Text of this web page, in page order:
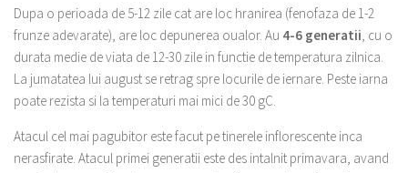
Dupa o perioada de 5-12 zile cat are loc hranirea (fenofaza de 1-2
frunze adevarate), are loc depunerea oualor. Au 4-6 generatii, cu o
durata medie de viata de 12-30 zile in functie de temperatura zilnica.
La jumatatea lui august se retrag spre locurile de iernare. Peste iarna
poate rezista si la temperaturi mai mici de 30 gC.
Atacul cel mai pagubitor este facut pe tinerele inflorescente inca
nerasfirate. Atacul primei generatii este des intalnit primavara, avand